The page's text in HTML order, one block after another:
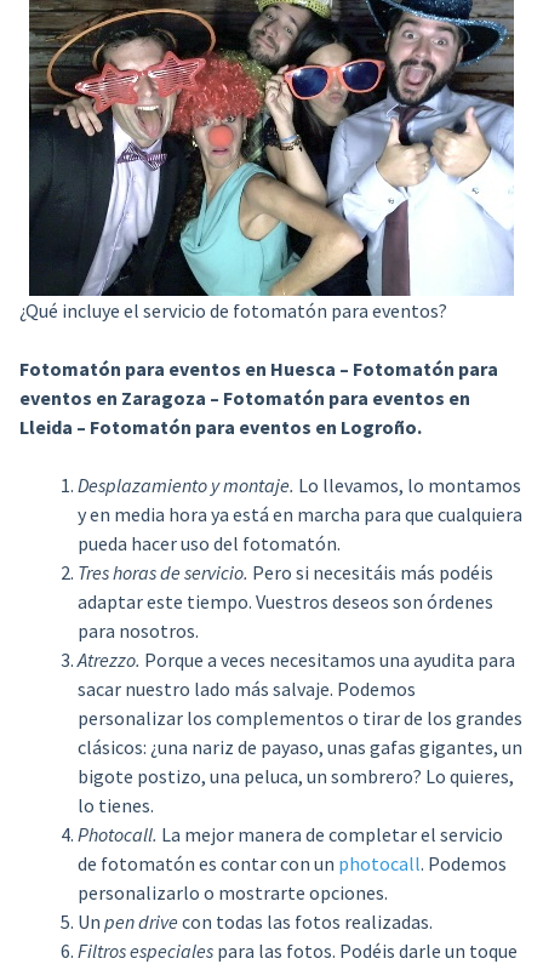
¿Qué incluye el servicio de fotomatón para eventos?
Fotomatón para eventos en Huesca – Fotomatón para
eventos en Zaragoza – Fotomatón para eventos en
Lleida – Fotomatón para eventos en Logroño.
Desplazamiento y montaje. Lo llevamos, lo montamos
y en media hora ya está en marcha para que cualquiera
pueda hacer uso del fotomatón.
Tres horas de servicio. Pero si necesitáis más podéis
adaptar este tiempo. Vuestros deseos son órdenes
para nosotros.
Atrezzo. Porque a veces necesitamos una ayudita para
sacar nuestro lado más salvaje. Podemos
personalizar los complementos o tirar de los grandes
clásicos: ¿una nariz de payaso, unas gafas gigantes, un
bigote postizo, una peluca, un sombrero? Lo quieres,
lo tienes.
Photocall. La mejor manera de completar el servicio
de fotomatón es contar con un photocall. Podemos
personalizarlo o mostrarte opciones.
Un pen drive con todas las fotos realizadas.
Filtros especialespara las fotos. Podéis darle un toque